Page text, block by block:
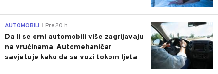
AUTOMOBILI Pre 20 h
Da li se crni automobili više zagrijavaju
na vrućinama: Automehaničar
savjetuje kako da se vozi tokom ljeta